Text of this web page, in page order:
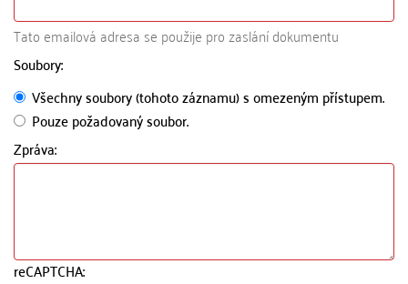
Tato emailová adresa se použije pro zaslání dokumentu
Soubory:
Všechny soubory (tohoto záznamu) s omezeným přístupem.
Pouze požadovaný soubor.
Zpráva:
reCAPTCHA: